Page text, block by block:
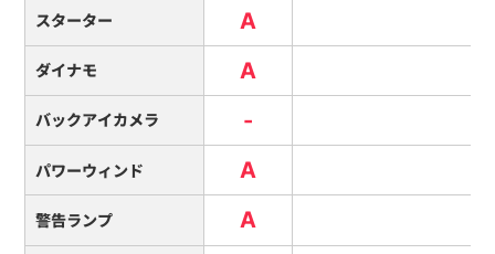
スターター A
ダイナモ A
バックアイカメラ -
パワーウィンド A
警告ランプ A